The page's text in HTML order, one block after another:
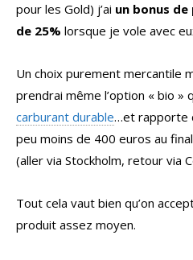
pour les Gold) j’ai un bonus
de 25% lorsque je vole avec
Un choix purement mercantile
prendrai même l’option « bio »
carburant durable…et rapporte
peu moins de 400 euros au
(aller via Stockholm, retour via
Tout cela vaut bien qu’on
produit assez moyen.